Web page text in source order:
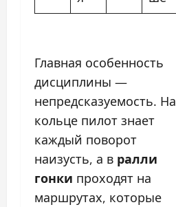
Главная особенность
дисциплины —
непредсказуемость. На
кольце пилот знает
каждый поворот
наизусть, а в ралли
гонки проходят на
маршрутах, которые